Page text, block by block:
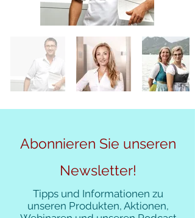
Abonnieren Sie unseren
Newsletter!
Tipps und Informationen zu
unseren Produkten, Aktionen,